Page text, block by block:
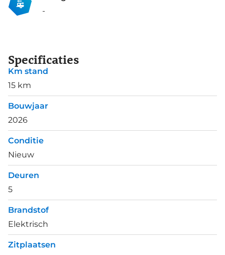
-
Specificaties
Km stand
15 km
Bouwjaar
2026
Conditie
Nieuw
Deuren
5
Brandstof
Elektrisch
Zitplaatsen